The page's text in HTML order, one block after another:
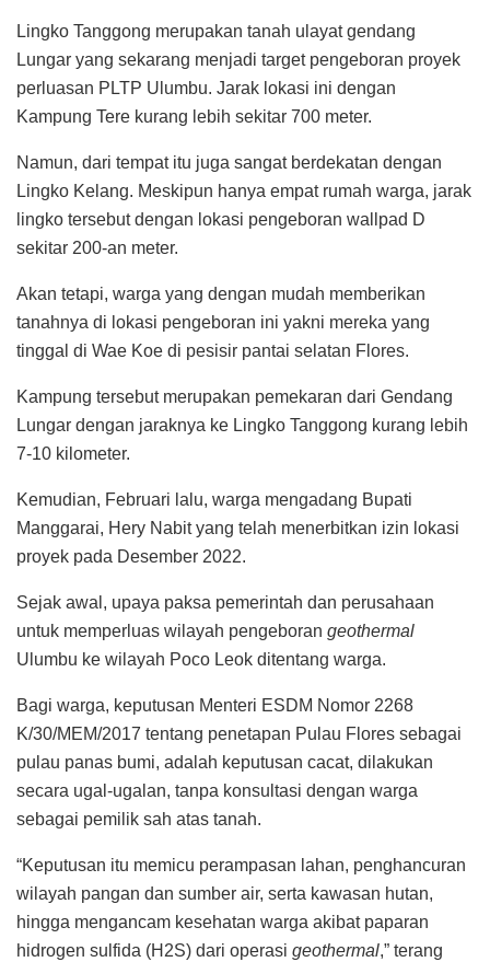
Lingko Tanggong merupakan tanah ulayat gendang
Lungar yang sekarang menjadi target pengeboran proyek
perluasan PLTP Ulumbu. Jarak lokasi ini dengan
Kampung Tere kurang lebih sekitar 700 meter.
Namun, dari tempat itu juga sangat berdekatan dengan
Lingko Kelang. Meskipun hanya empat rumah warga, jarak
lingko tersebut dengan lokasi pengeboran wallpad D
sekitar 200-an meter.
Akan tetapi, warga yang dengan mudah memberikan
tanahnya di lokasi pengeboran ini yakni mereka yang
tinggal di Wae Koe di pesisir pantai selatan Flores.
Kampung tersebut merupakan pemekaran dari Gendang
Lungar dengan jaraknya ke Lingko Tanggong kurang lebih
7-10 kilometer.
Kemudian, Februari lalu, warga mengadang Bupati
Manggarai, Hery Nabit yang telah menerbitkan izin lokasi
proyek pada Desember 2022.
Sejak awal, upaya paksa pemerintah dan perusahaan
untuk memperluas wilayah pengeboran geothermal
Ulumbu ke wilayah Poco Leok ditentang warga.
Bagi warga, keputusan Menteri ESDM Nomor 2268
K/30/MEM/2017 tentang penetapan Pulau Flores sebagai
pulau panas bumi, adalah keputusan cacat, dilakukan
secara ugal-ugalan, tanpa konsultasi dengan warga
sebagai pemilik sah atas tanah.
“Keputusan itu memicu perampasan lahan, penghancuran
wilayah pangan dan sumber air, serta kawasan hutan,
hingga mengancam kesehatan warga akibat paparan
hidrogen sulfida (H2S) dari operasi geothermal,” terang